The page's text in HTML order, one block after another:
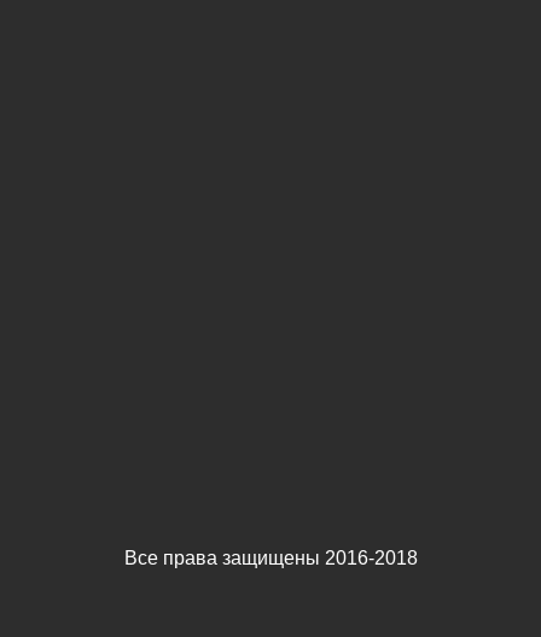
Все права защищены 2016-2018